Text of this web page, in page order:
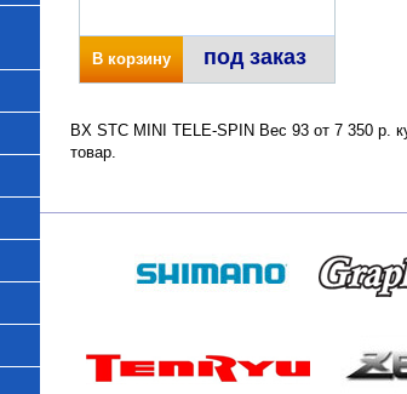
В корзину под заказ
BX STC MINI TELE-SPIN Вес 93 от 7 350 р.
товар.